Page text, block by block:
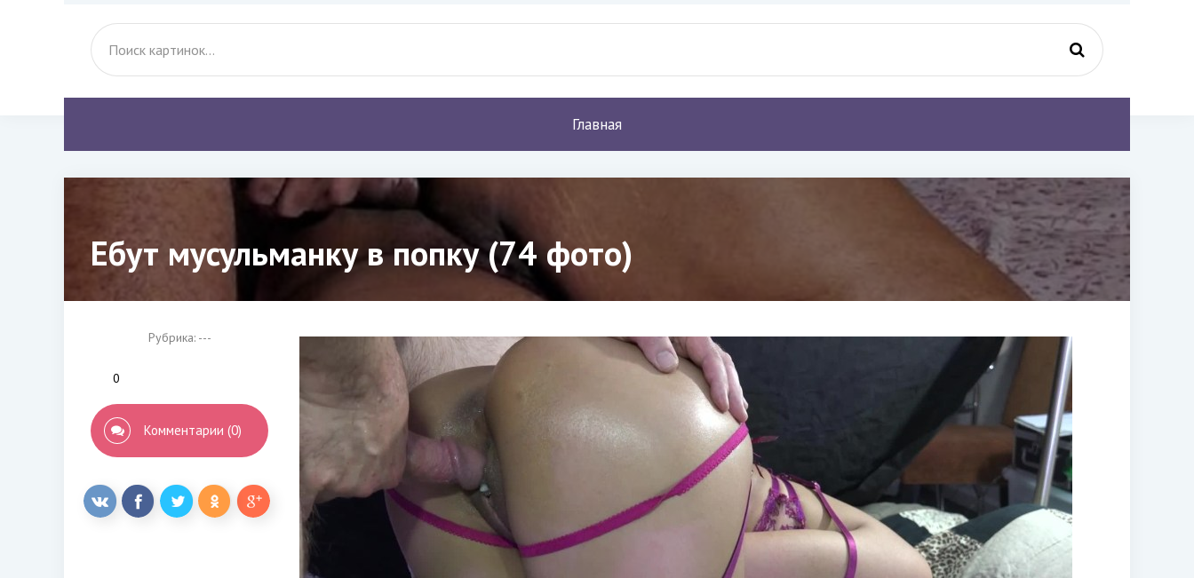
Главная
Ебут мусульманку в попку (74 фото)
Рубрика: ---
0
Комментарии (0)